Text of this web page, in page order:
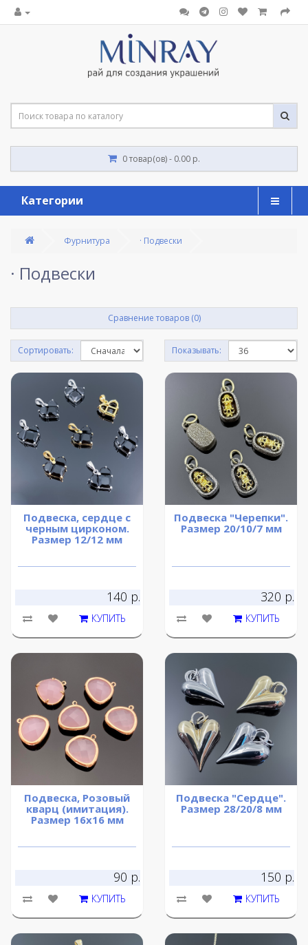
0 товар(ов) - 0.00 р.
Категории
Фурнитура · Подвески
· Подвески
Сравнение товаров (0)
Сортировать: Показывать:
Подвеска, сердце с
черным цирконом.
Размер 12/12 мм
140 р.
КУПИТЬ
Подвеска "Черепки".
Размер 20/10/7 мм
320 р.
КУПИТЬ
Подвеска, Розовый
кварц (имитация).
Размер 16х16 мм
90 р.
КУПИТЬ
Подвеска "Сердце".
Размер 28/20/8 мм
150 р.
КУПИТЬ